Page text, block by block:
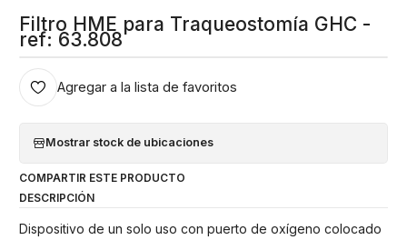
Filtro HME para Traqueostomía GHC -
ref: 63.808
Agregar a la lista de favoritos
Mostrar stock de ubicaciones
COMPARTIR ESTE PRODUCTO
DESCRIPCIÓN
Dispositivo de un solo uso con puerto de oxígeno colocado